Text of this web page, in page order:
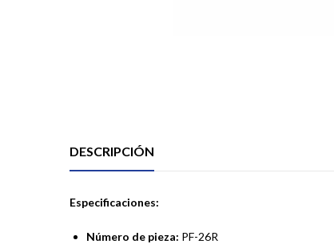
DESCRIPCIÓN
Especificaciones:
Número de pieza: PF-26R